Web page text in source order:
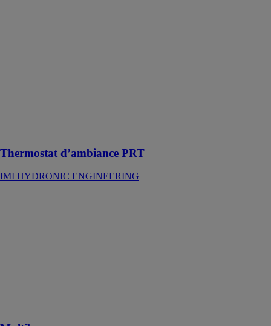
Thermostat d’ambiance PRT
IMI HYDRONIC ENGINEERING